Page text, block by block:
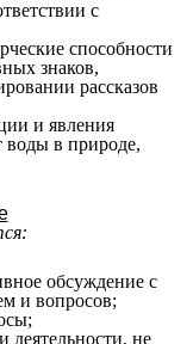
с
способности
знаков,
рассказов
и явления
воды в природе,
обсуждение с
и вопросов;
деятельности, не